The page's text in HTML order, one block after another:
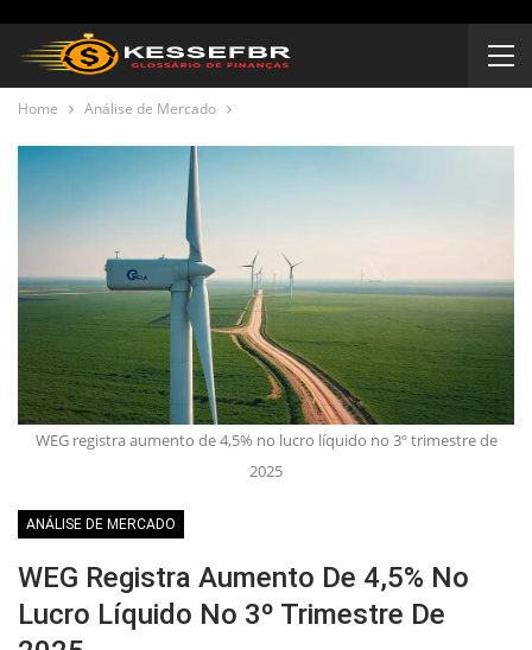
Home Análise de Mercado
WEG registra aumento de 4,5% no lucro líquido no 3º trimestre de
2025
ANÁLISE DE MERCADO
WEG Registra Aumento De 4,5% No
Lucro Líquido No 3º Trimestre De